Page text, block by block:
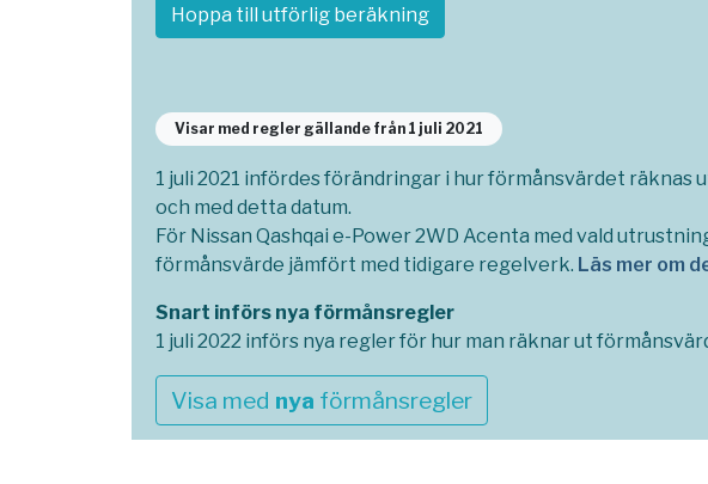
Hoppa till utförlig beräkning
Visar med regler gällande från 1 juli 2021
1 juli 2021 infördes förändringar i hur förmånsvärdet
och med detta datum.
För Nissan Qashqai e-Power 2WD Acenta med vald
förmånsvärde jämfört med tidigare regelverk. Läs mer om
Snart införs nya förmånsregler
1 juli 2022 införs nya regler för hur man räknar ut
Visa med nya förmånsregler